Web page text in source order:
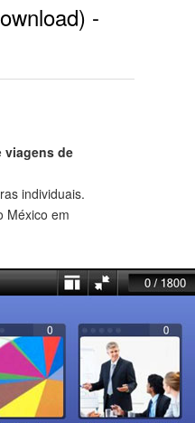
-
viagens de
individuais.
México em